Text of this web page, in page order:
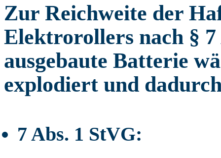
Zur Reichweite der
Elektrorollers nach § 7
ausgebaute Batterie
explodiert und
7 Abs. 1 StVG: